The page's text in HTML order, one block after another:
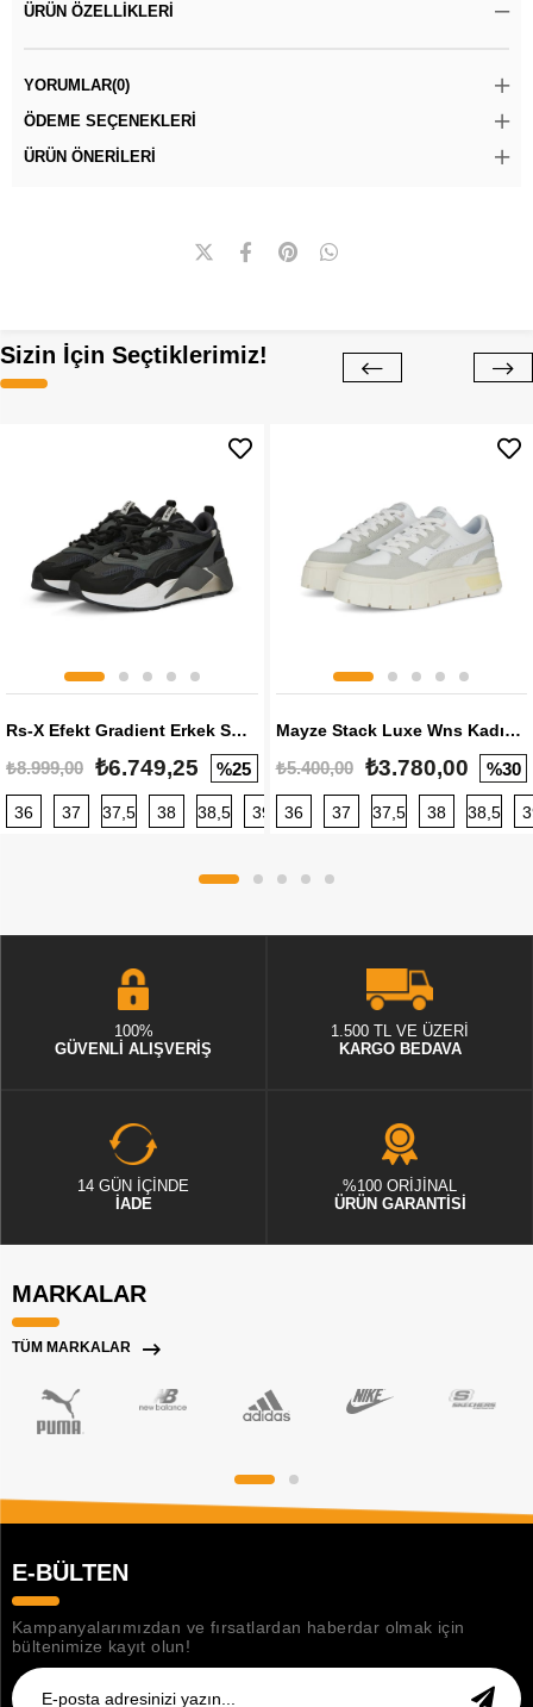
ÜRÜN ÖZELLIKLERI
YORUMLAR(0)
ÖDEME SEÇENEKLERI
ÜRÜN ÖNERILERI
Sizin İçin Seçtiklerimiz!
Rs-X Efekt Gradient Erkek Sneaker
₺8.999,00 ₺6.749,25 %25
36 37 37,5 38 38,5 39 40 40,5 41 42 42,5
Mayze Stack Luxe Wns Kadın Sneaker
₺5.400,00 ₺3.780,00 %30
36 37 37,5 38 38,5
100%
GÜVENLİ ALIŞVERİŞ
1.500 TL VE ÜZERİ
KARGO BEDAVA
14 GÜN İÇİNDE
İADE
%100 ORİJİNAL
ÜRÜN GARANTİSİ
MARKALAR
TÜM MARKALAR
E-BÜLTEN
Kampanyalarımızdan ve fırsatlardan haberdar olmak için
bültenimize kayıt olun!